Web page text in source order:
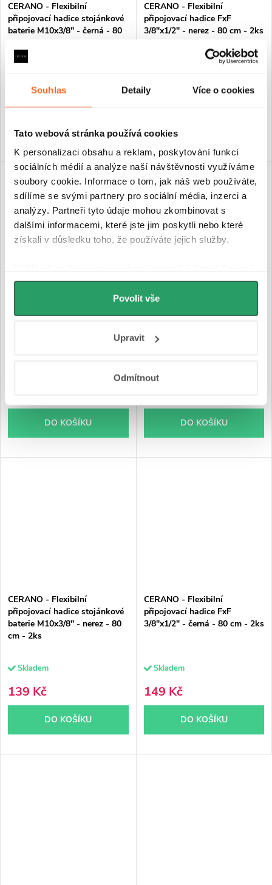
Souhlas Detaily Více o cookies
Tato webová stránka používá cookies
K personalizaci obsahu a reklam, poskytování funkcí
sociálních médií a analýze naší návštěvnosti využíváme
soubory cookie. Informace o tom, jak náš web používáte,
sdílíme se svými partnery pro sociální média, inzerci a
analýzy. Partneři tyto údaje mohou zkombinovat s
dalšími informacemi, které jste jim poskytli nebo které
získali v důsledku toho, že používáte jejich služby.
můžeme používat cookies pro analytiku a
personalizovanou reklamu. Jak Google zpracovává
osobní údaje najdete na stránkách
Povolit vše
Upravit
Odmítnout
CERANO - Flexibilní
připojovací hadice stojánkové
baterie M10x3/8" - černá - 80
149 Kč
DO KOŠÍKU
CERANO - Flexibilní
připojovací hadice FxF
3/8"x1/2" - nerez - 80 cm - 2ks
139 Kč
připojovací hadice FxF
DO KOŠÍKU
CERANO - Flexibilní
připojovací hadice M10x3/8" -
DO KOŠÍKU
CERANO - Flexibilní
připojovací hadice stojánkové
baterie M10x3/8" - nerez - 80
cm - 2ks
Skladem
139 Kč
DO KOŠÍKU
CERANO - Flexibilní
připojovací hadice FxF
3/8"x1/2" - černá - 80 cm - 2ks
Skladem
149 Kč
DO KOŠÍKU